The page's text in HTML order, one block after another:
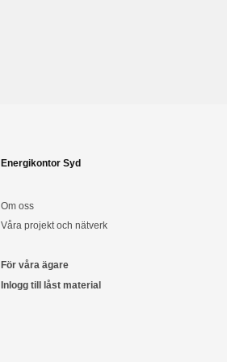
Energikontor Syd
Om oss
Våra projekt och nätverk
För våra ägare
Inlogg till låst material